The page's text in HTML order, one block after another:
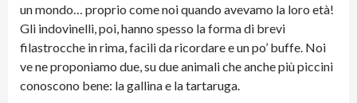
un mondo… proprio come noi quando avevamo la loro età!
Gli indovinelli, poi, hanno spesso la forma di brevi
filastrocche in rima, facili da ricordare e un po’ buffe. Noi
ve ne proponiamo due, su due animali che anche più piccini
conoscono bene: la gallina e la tartaruga.